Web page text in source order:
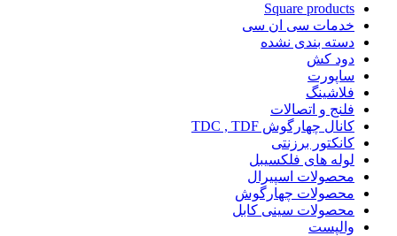
Square products
خدمات سی ان سی
دسته بندی نشده
دود کش
ساپورت
فلاشینگ
فلنج و اتصالات
کانال چهارگوش TDC , TDF
کانکتور برزنتی
لوله های فلکسیبل
محصولات اسپیرال
محصولات چهارگوش
محصولات سینی کابل
والپست